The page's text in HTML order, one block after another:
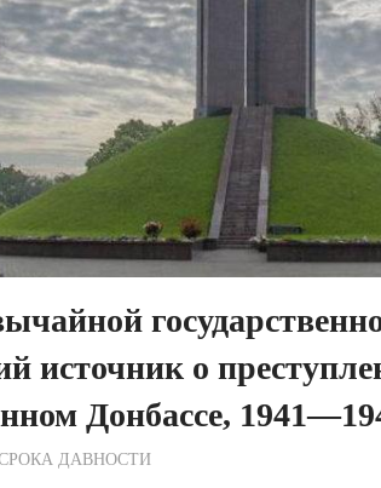
источник о
Донбассе,
по Редакции
ДАВНОСТИ